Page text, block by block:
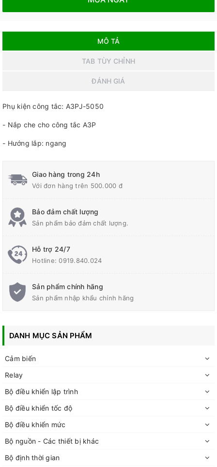
MÔ TẢ
TAB TÙY CHỈNH
ĐÁNH GIÁ
Phụ kiện công tắc: A3PJ-5050
- Nắp che cho công tắc A3P
- Hướng lắp: ngang
Giao hàng trong 24h
Với đơn hàng trên 500.000 đ
Bảo đảm chất lượng
Sản phẩm bảo đảm chất lượng.
Hỗ trợ 24/7
Hotline:0919.840.024
Sản phẩm chính hãng
Sản phẩm nhập khẩu chính hãng
DANH MỤC SẢN PHẨM
Cảm biến
Relay
Bộ điều khiển lập trình
Bộ điều khiển tốc độ
Bộ điều khiển mức
Bộ nguồn - Các thiết bị khác
Bộ định thời gian